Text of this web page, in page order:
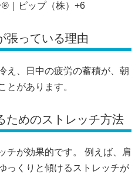
｜ピップ（株） +6
張っている理由
え、日中の疲労の蓄積が、朝
とがあります。
ためのストレッチ方法
チが効果的です。
例えば、肩
っくりと傾けるストレッチが